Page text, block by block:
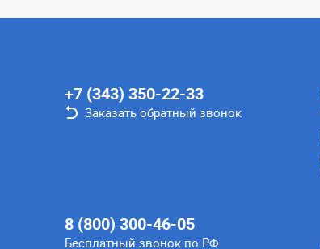
+7 (343) 350-22-33
Заказать обратный звонок
8 (800) 300-46-05
Бесплатный звонок по РФ